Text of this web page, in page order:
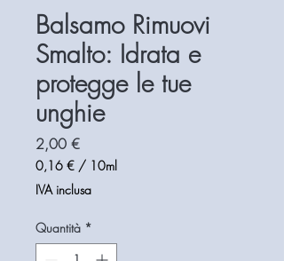
Balsamo Rimuovi
Smalto: Idrata e
protegge le tue
unghie
2,00 €Prezzo
0,16 € / 10ml
0,16 €
ogni
Millilitri
IVA inclusa
Quantità *